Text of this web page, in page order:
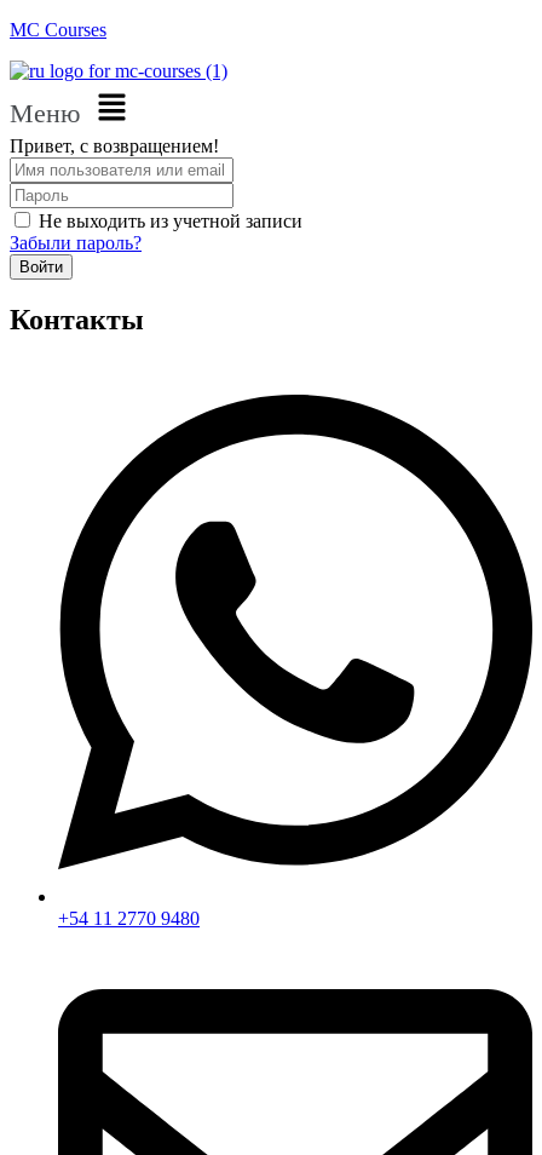
MC Courses
Меню
Привет, с возвращением!
Не выходить из учетной записи
Забыли пароль?
Войти
Контакты
+54 11 2770 9480